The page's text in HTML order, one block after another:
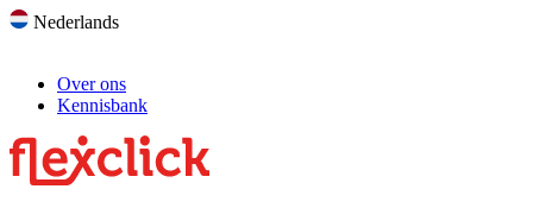
Nederlands
Over ons
Kennisbank